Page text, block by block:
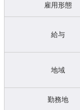
雇用形態
給与
地域
勤務地